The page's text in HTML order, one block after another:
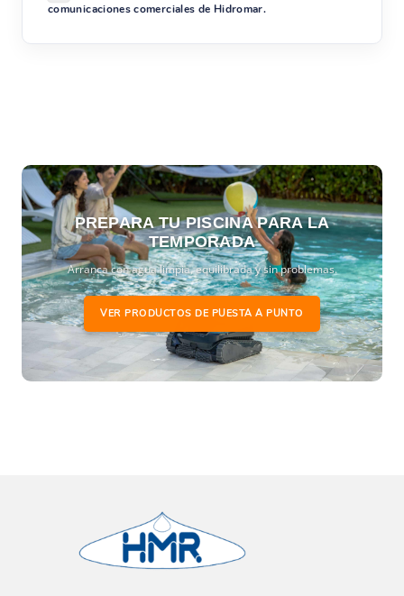
comunicaciones comerciales de Hidromar.
PREPARA TU PISCINA PARA LA
TEMPORADA
Arranca con agua limpia, equilibrada y sin problemas.
VER PRODUCTOS DE PUESTA A PUNTO